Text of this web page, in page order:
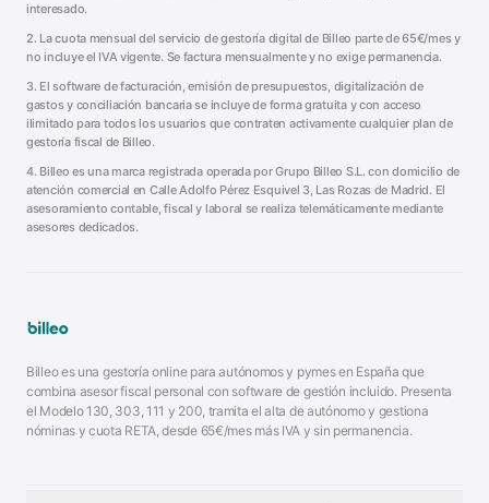
interesado.
2. La cuota mensual del servicio de gestoría digital de Billeo parte de 65€/mes y
no incluye el IVA vigente. Se factura mensualmente y no exige permanencia.
3. El software de facturación, emisión de presupuestos, digitalización de
gastos y conciliación bancaria se incluye de forma gratuita y con acceso
ilimitado para todos los usuarios que contraten activamente cualquier plan de
gestoría fiscal de Billeo.
4. Billeo es una marca registrada operada por Grupo Billeo S.L. con domicilio de
atención comercial en Calle Adolfo Pérez Esquivel 3, Las Rozas de Madrid. El
asesoramiento contable, fiscal y laboral se realiza telemáticamente mediante
asesores dedicados.
Billeo es una gestoría online para autónomos y pymes en España que
combina asesor fiscal personal con software de gestión incluido. Presenta
el Modelo 130, 303, 111 y 200, tramita el alta de autónomo y gestiona
nóminas y cuota RETA, desde 65€/mes más IVA y sin permanencia.